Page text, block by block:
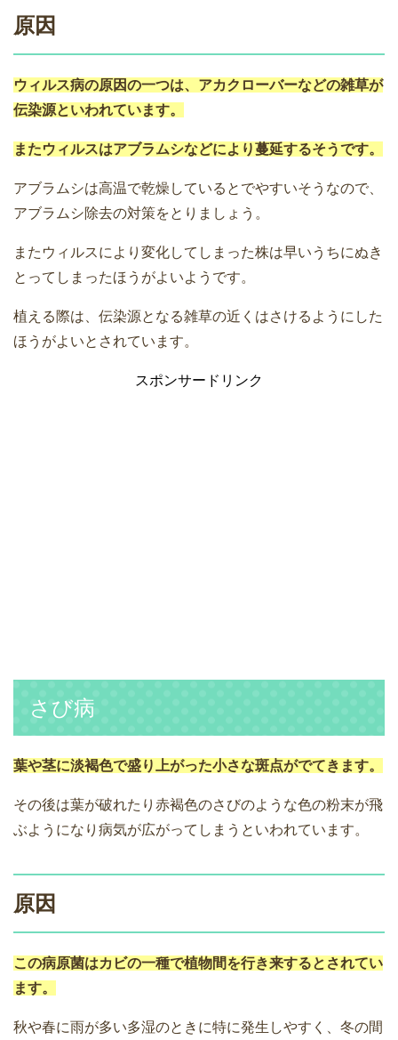
原因
ウィルス病の原因の一つは、アカクローバーなどの雑草が
伝染源といわれています。
またウィルスはアブラムシなどにより蔓延するそうです。
アブラムシは高温で乾燥しているとでやすいそうなので、
アブラムシ除去の対策をとりましょう。
またウィルスにより変化してしまった株は早いうちにぬき
とってしまったほうがよいようです。
植える際は、伝染源となる雑草の近くはさけるようにした
ほうがよいとされています。
スポンサードリンク
さび病
葉や茎に淡褐色で盛り上がった小さな斑点がでてきます。
その後は葉が破れたり赤褐色のさびのような色の粉末が飛
ぶようになり病気が広がってしまうといわれています。
原因
この病原菌はカビの一種で植物間を行き来するとされてい
ます。
秋や春に雨が多い多湿のときに特に発生しやすく、冬の間